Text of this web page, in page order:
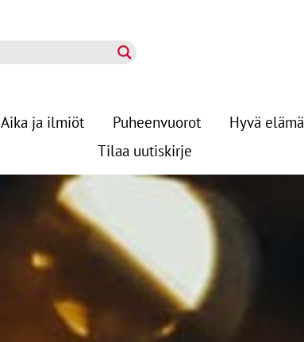
Aika ja ilmiöt Puheenvuorot Hyvä elämä
Tilaa uutiskirje